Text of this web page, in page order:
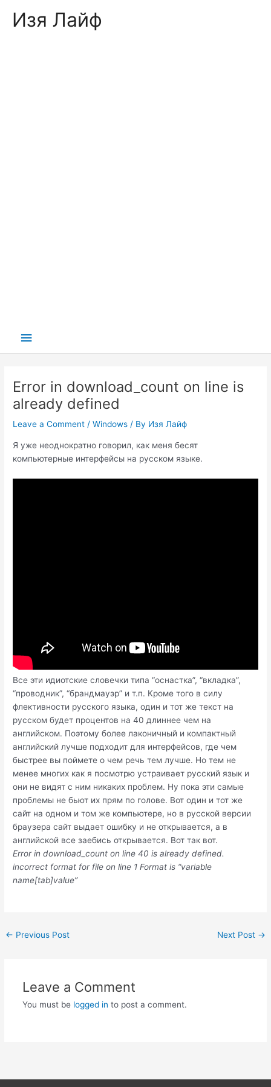
Изя Лайф
Main
Error in download_count on line is
already defined
Leave a Comment /Windows / By Изя Лайф
Я уже неоднократно говорил, как меня бесят
компьютерные интерфейсы на русском языке.
Все эти идиотские словечки типа “оснастка”, “вкладка”,
“проводник”, “брандмауэр” и т.п. Кроме того в силу
флективности русского языка, один и тот же текст на
русском будет процентов на 40 длиннее чем на
английском. Поэтому более лаконичный и компактный
английский лучше подходит для интерфейсов, где чем
быстрее вы поймете о чем речь тем лучше. Но тем не
менее многих как я посмотрю устраивает русский язык и
они не видят с ним никаких проблем. Ну пока эти самые
проблемы не бьют их прям по голове. Вот один и тот же
сайт на одном и том же компьютере, но в русской версии
браузера сайт выдает ошибку и не открывается, а в
английской все заебись открывается. Вот так вот.
Error in download_count on line 40 is already defined.
incorrect format for file on line 1 Format is “variable
name[tab]value”
Post
← Previous Post Next Post →
Leave a Comment
You must be logged in to post a comment.